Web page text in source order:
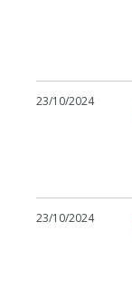
23/10/2024
23/10/2024